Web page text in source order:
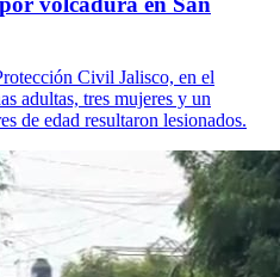
Civil Jalisco, en el
adultas, tres mujeres y un
de edad resultaron lesionados.